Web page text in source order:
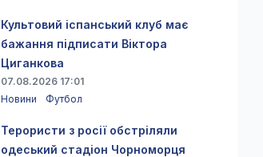
Культовий іспанський клуб має
бажання підписати Віктора
Циганкова
07.08.2026 17:01
Новини
Футбол
Терористи з росії обстріляли
одеський стадіон Чорноморця